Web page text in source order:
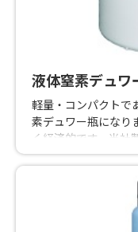
液体窒素デュワ
軽量・コンパクトで
素デュワー瓶になり
く経済的です。当社
ク東理社製（シーベ
モカットDシリーズ
療分野のみならず